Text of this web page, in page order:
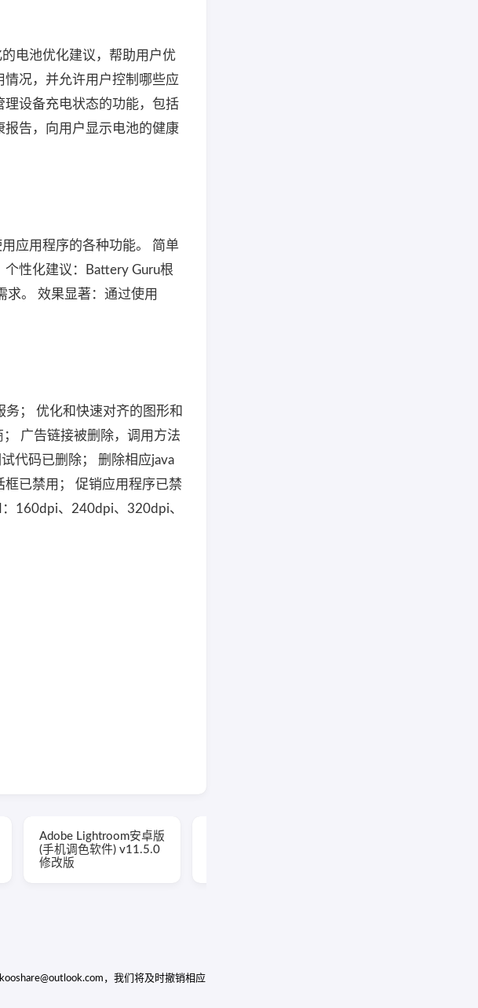
电池优化建议，帮助用户优
况，并允许用户控制哪些应
理设备充电状态的功能，包括
告，向用户显示电池的健康
应用程序的各种功能。 简单
性化建议：Battery Guru根
求。 效果显著：通过使用
； 优化和快速对齐的图形和
广告链接被删除，调用方法
代码已删除； 删除相应java
已禁用； 促销应用程序已禁
160dpi、240dpi、320dpi、
Adobe Lightroom安卓版
(手机调色软件) v11.5.0
修改版
，我们将及时撤销相应